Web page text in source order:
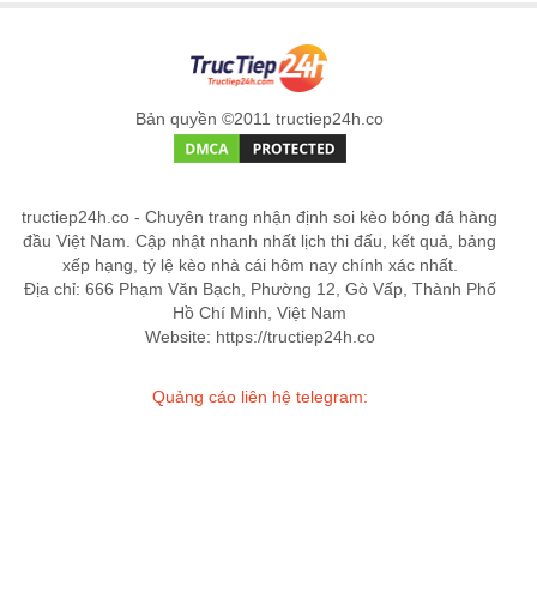
Bản quyền ©2011 tructiep24h.co
tructiep24h.co - Chuyên trang nhận định soi kèo bóng đá hàng
đầu Việt Nam. Cập nhật nhanh nhất lịch thi đấu, kết quả, bảng
xếp hạng, tỷ lệ kèo nhà cái hôm nay chính xác nhất.
Địa chỉ: 666 Phạm Văn Bạch, Phường 12, Gò Vấp, Thành Phố
Hồ Chí Minh, Việt Nam
Website: https://tructiep24h.co
Quảng cáo liên hệ telegram: